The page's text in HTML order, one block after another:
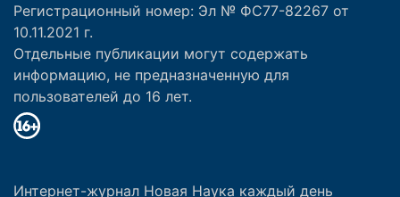
Регистрационный номер: Эл № ФС77-82267 от
10.11.2021 г.
Отдельные публикации могут содержать
информацию, не предназначенную для
пользователей до 16 лет.
Интернет-журнал Новая Наука каждый день